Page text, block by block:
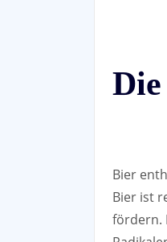
Bier
Bier ist
fördern.